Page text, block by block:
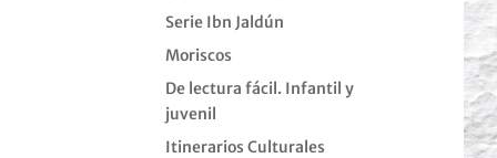
Serie Ibn Jaldún
Moriscos
De lectura fácil. Infantil y
juvenil
Itinerarios Culturales